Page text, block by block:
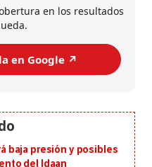
en los resultados
en Google ↗️
baja presión y posibles
del Idaan